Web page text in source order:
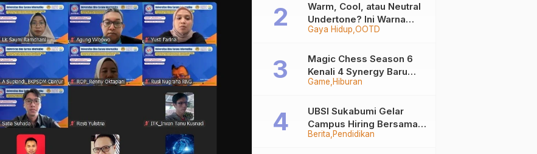
Gaya Hidup OOTD
Warm, Cool, atau Neutral
Undertone? Ini Warna
Baju yang Bikin Kamu
Game Hiburan
Magic Chess Season 6
Kenali 4 Synergy Baru
Terkuat
Berita Pendidikan
UBSI Sukabumi Gelar
Campus Hiring Bersama
PKSS, Buka Peluang Kerja